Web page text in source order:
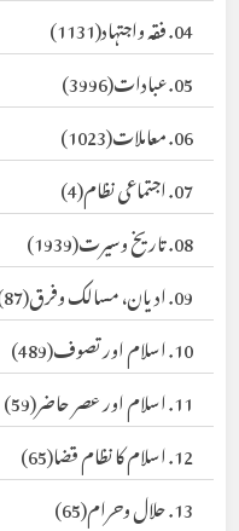
04. فقہ واجتہاد
(1131)
05. عبادات
(3996)
06. معاملات
(1023)
07. اجتماعی نظام
(4)
08. تاریخ وسیرت
(1939)
09. ادیان، مسالک وفرق
(87)
10. اسلام اور تصوف
(489)
11. اسلام اور عصر حاضر
(59)
12. اسلام کا نظام قضا
(65)
13. حلال وحرام
(65)